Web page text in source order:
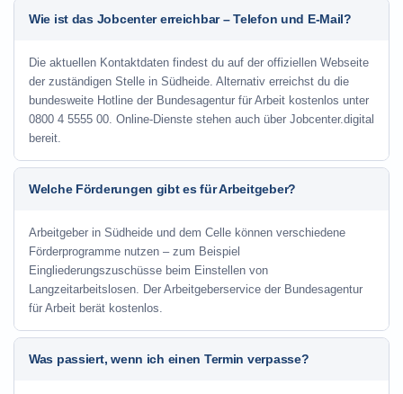
Wie ist das Jobcenter erreichbar – Telefon und E-Mail?
Die aktuellen Kontaktdaten findest du auf der offiziellen Webseite
der zuständigen Stelle in Südheide. Alternativ erreichst du die
bundesweite Hotline der Bundesagentur für Arbeit kostenlos unter
0800 4 5555 00. Online-Dienste stehen auch über Jobcenter.digital
bereit.
Welche Förderungen gibt es für Arbeitgeber?
Arbeitgeber in Südheide und dem Celle können verschiedene
Förderprogramme nutzen – zum Beispiel
Eingliederungszuschüsse beim Einstellen von
Langzeitarbeitslosen. Der Arbeitgeberservice der Bundesagentur
für Arbeit berät kostenlos.
Was passiert, wenn ich einen Termin verpasse?